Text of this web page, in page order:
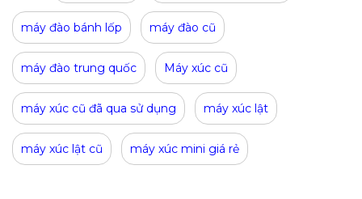
máy đào bánh lốp máy đào cũ
máy đào trung quốc Máy xúc cũ
máy xúc cũ đã qua sử dụng máy xúc lật
máy xúc lật cũ máy xúc mini giá rẻ